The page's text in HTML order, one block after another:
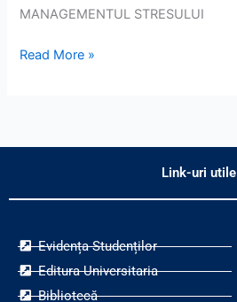
MANAGEMENTUL STRESULUI
individuala
Read More »
Link-uri utile
Evidența Studenților
Editura Universitaria
Bibliotecă